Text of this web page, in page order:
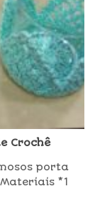
Crochê
porta
*1